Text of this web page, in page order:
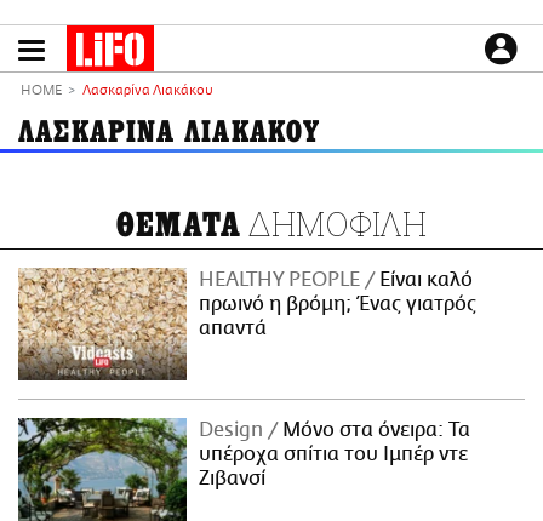
το
LIFO SHOP
NEWSLETTER
ΜΙΚΡΟΠΡΑΓΜΑΤΑ
THE GOOD LIFO
LIFOLAND
ΕΙΔΗΣΕΙΣ
CULTURE
PODCASTS
Plus
HOME Λασκαρίνα Λιακάκου
ΛΑΣΚΑΡΙΝΑ ΛΙΑΚΑΚΟΥ
ΘΕΜΑΤΑ ΔΗΜΟΦΙΛΗ
HEALTHY PEOPLE
Είναι καλό
πρωινό η βρόμη; Ένας γιατρός
απαντά
Design
Μόνο στα όνειρα: Τα
υπέροχα σπίτια του Ιμπέρ ντε
Ζιβανσί